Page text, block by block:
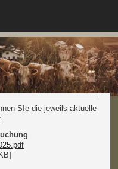
SIe die jeweils aktuelle